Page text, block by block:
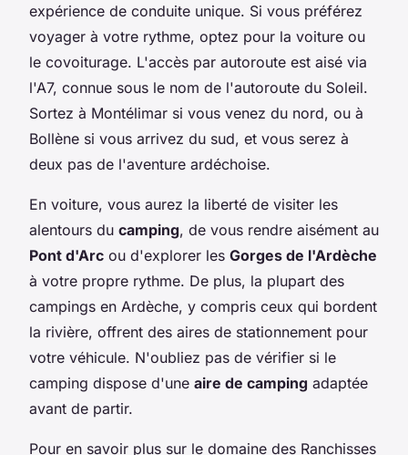
expérience de conduite unique. Si vous préférez
voyager à votre rythme, optez pour la voiture ou
le covoiturage. L'accès par autoroute est aisé via
l'A7, connue sous le nom de l'autoroute du Soleil.
Sortez à Montélimar si vous venez du nord, ou à
Bollène si vous arrivez du sud, et vous serez à
deux pas de l'aventure ardéchoise.
En voiture, vous aurez la liberté de visiter les
alentours du camping, de vous rendre aisément au
Pont d'Arc ou d'explorer les Gorges de l'Ardèche
à votre propre rythme. De plus, la plupart des
campings en Ardèche, y compris ceux qui bordent
la rivière, offrent des aires de stationnement pour
votre véhicule. N'oubliez pas de vérifier si le
camping dispose d'une aire de camping adaptée
avant de partir.
Pour en savoir plus sur le domaine des Ranchisses